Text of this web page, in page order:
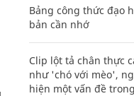
Bảng công thức đạo
bản cần nhớ
Clip lột tả chân thực
như 'chó với mèo',
hiện một vấn đề